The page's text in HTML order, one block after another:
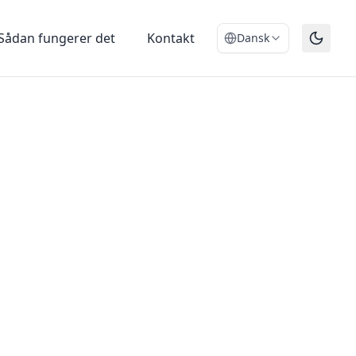
fungerer det Kontakt Dansk